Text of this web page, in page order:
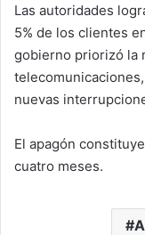
Las autoridades
5% de los clientes
gobierno priorizó la
nuevas
El apagón
cuatro meses.